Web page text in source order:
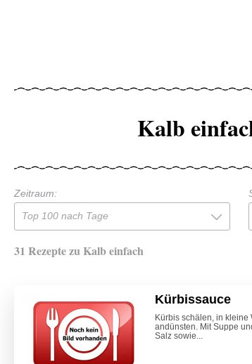
Kalb
Zeitraum:
Top 100 nach Tage
31 Rezepte zu Kalb einfach
Kürbissauce
Kürbis schälen, in kleine
andünsten. Mit Suppe
Salz sowie...